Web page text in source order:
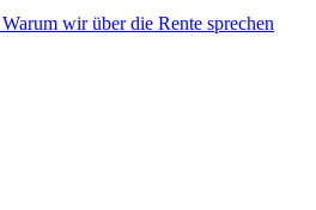
wir über die Rente sprechen